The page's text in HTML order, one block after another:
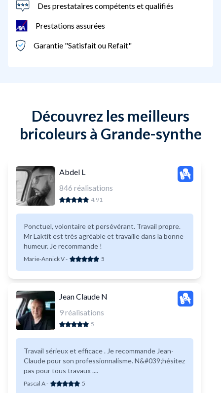
Des prestataires compétents et qualifiés
Prestations assurées
Garantie "Satisfait ou Refait"
Découvrez les meilleurs
bricoleurs à Grande-synthe
Abdel L
846 réalisations
4.91
Ponctuel, volontaire et persévérant. Travail propre.
Mr Laktit est très agréable et travaille dans la bonne
humeur. Je recommande !
Marie-Annick V- 5
Jean Claude N
9réalisations
5
Travail sérieux et efficace . Je recommande Jean-
Claude pour son professionnalisme. N&#039;hésitez
pas pour tous travaux ....
Pascal A- 5